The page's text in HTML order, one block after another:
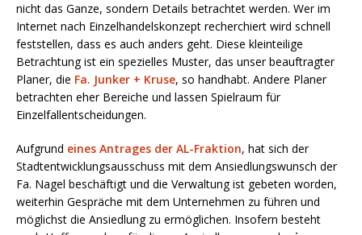
nicht das Ganze, sondern Details betrachtet werden. Wer im
Internet nach Einzelhandelskonzept recherchiert wird schnell
feststellen, dass es auch anders geht. Diese kleinteilige
Betrachtung ist ein spezielles Muster, das unser beauftragter
Planer, die Fa. Junker + Kruse, so handhabt. Andere Planer
betrachten eher Bereiche und lassen Spielraum für
Einzelfallentscheidungen.
Aufgrund eines Antrages der AL-Fraktion, hat sich der
Stadtentwicklungsausschuss mit dem Ansiedlungswunsch der
Fa. Nagel beschäftigt und die Verwaltung ist gebeten worden,
weiterhin Gespräche mit dem Unternehmen zu führen und
möglichst die Ansiedlung zu ermöglichen. Insofern besteht